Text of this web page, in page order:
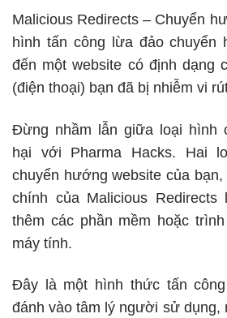
Malicious Redirects – Chuyển
hình tấn công lừa đảo chuyển
đến một website có định dạng
(điện thoại) bạn đã bị nhiễm vi
Đừng nhầm lẫn giữa loại hình
hại với Pharma Hacks. Hai
chuyển hướng website của
chính của Malicious
thêm các phần mềm hoặc
máy tính.
Đây là một hình thức tấn
đánh vào tâm lý người sử dụng,